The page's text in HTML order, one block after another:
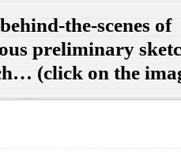
the-scenes
preliminary
(click on the